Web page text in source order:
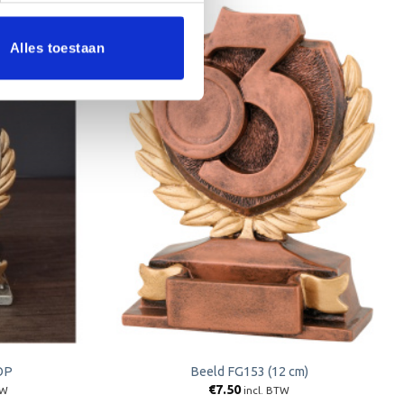
Alles toestaan
aan
Toevoegen
aan
verlanglijst
Beeld FG153 (12 cm)
€7.50 incl. BTW